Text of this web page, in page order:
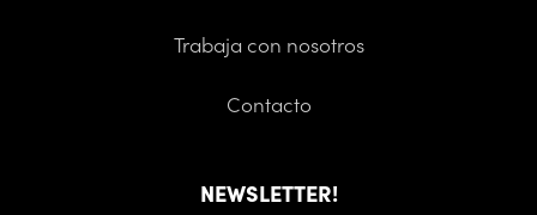
Trabaja con nosotros
Contacto
NEWSLETTER!